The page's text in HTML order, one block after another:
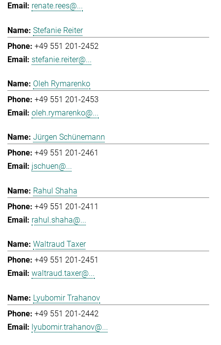
renate.rees@...
Stefanie Reiter
+49 551 201-2452
stefanie.reiter@...
Oleh Rymarenko
+49 551 201-2453
oleh.rymarenko@...
Jürgen Schünemann
+49 551 201-2461
jschuen@...
Rahul Shaha
+49 551 201-2411
rahul.shaha@...
Waltraud Taxer
+49 551 201-2451
waltraud.taxer@...
Lyubomir Trahanov
+49 551 201-2442
lyubomir.trahanov@...